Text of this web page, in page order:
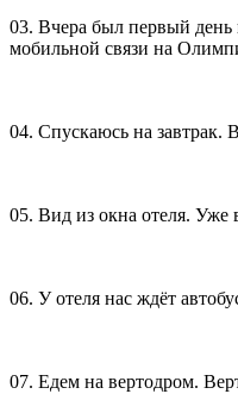
03. Вчера был первый
мобильной связи на
04. Спускаюсь на завтрак.
05. Вид из окна отеля. Уже
06. У отеля нас ждёт
07. Едем на вертодром.